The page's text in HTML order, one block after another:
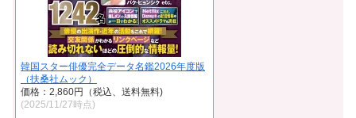
韓国スター俳優完全データ名鑑2026年度版
（扶桑社ムック）
価格：2,860円（税込、送料無料)
(2025/11/27時点)